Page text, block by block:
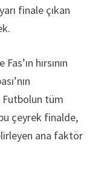
finale çıkan
hırsının
Futbolun tüm
çeyrek finalde,
ana faktör